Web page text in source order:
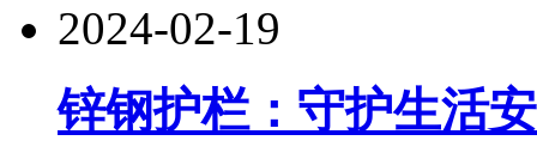
2024-02-19
锌钢护栏：守护生活